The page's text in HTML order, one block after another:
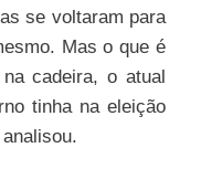
se voltaram para
Mas o que é
cadeira, o atual
tinha na eleição